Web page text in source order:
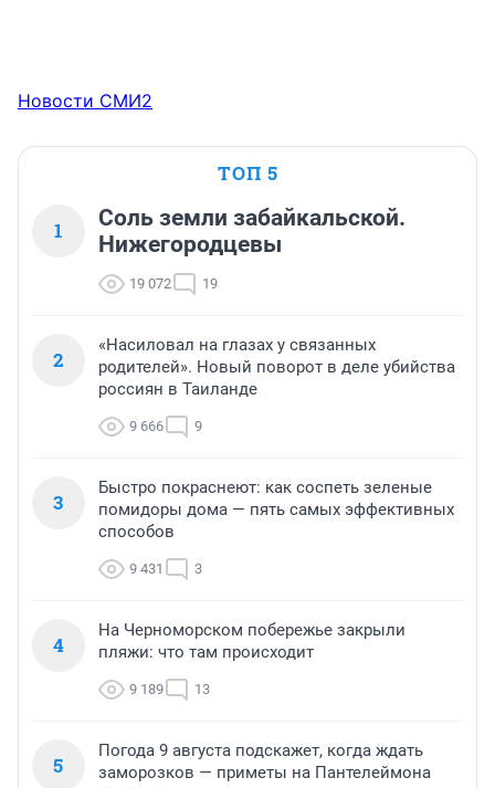
Новости СМИ2
ТОП 5
1
Соль земли забайкальской.
Нижегородцевы
19 072 19
2
«Насиловал на глазах у связанных
родителей». Новый поворот в деле убийства
россиян в Таиланде
9 666 9
3
Быстро покраснеют: как соспеть зеленые
помидоры дома — пять самых эффективных
способов
9 431 3
4
На Черноморском побережье закрыли
пляжи: что там происходит
9 189 13
5
Погода 9 августа подскажет, когда ждать
заморозков — приметы на Пантелеймона